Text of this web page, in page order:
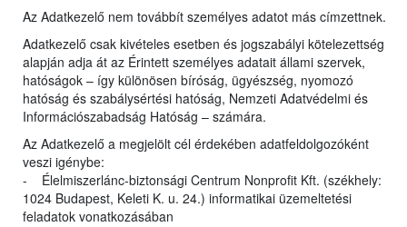
Az Adatkezelő nem továbbít személyes adatot más címzettnek.
Adatkezelő csak kivételes esetben és jogszabályi kötelezettség
alapján adja át az Érintett személyes adatait állami szervek,
hatóságok – így különösen bíróság, ügyészség, nyomozó
hatóság és szabálysértési hatóság, Nemzeti Adatvédelmi és
Információszabadság Hatóság – számára.
Az Adatkezelő a megjelölt cél érdekében adatfeldolgozóként
veszi igénybe:
- Élelmiszerlánc-biztonsági Centrum Nonprofit Kft. (székhely:
1024 Budapest, Keleti K. u. 24.) informatikai üzemeltetési
feladatok vonatkozásában